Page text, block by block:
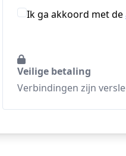
Ik ga akkoord met de
Veilige betaling
Verbindingen zijn